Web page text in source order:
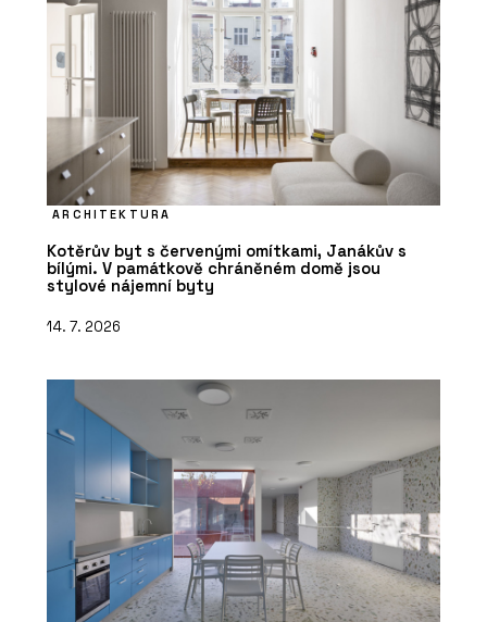
ARCHITEKTURA
Kotěrův byt s červenými omítkami, Janákův s
bílými. V památkově chráněném domě jsou
stylové nájemní byty
14. 7. 2026